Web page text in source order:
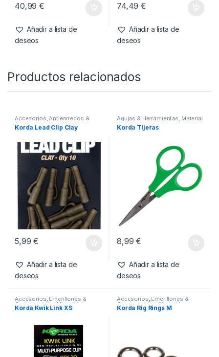
40,99€
Añadir a lista de
deseos
74,49€
Añadir a lista de
deseos
Productos relacionados
Accesorios,Antienrredos &
Siliconas Material Montajes
Korda Lead Clip Clay
5,99€
Añadir a lista de
deseos
Agujas & Herramientas, Material
Montajes
Korda Tijeras
8,99€
Añadir a lista de
deseos
Accesorios, Emerillones &
Componentes, Material
Montajes
Korda Kwik Link XS
Accesorios, Emerillones &
Componentes Material
Montajes
Korda Rig Rings M